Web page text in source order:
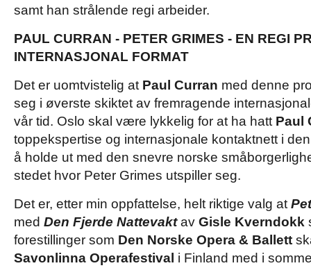
samt han strålende regi arbeider.
PAUL CURRAN - PETER GRIMES - EN REGI
INTERNASJONAL FORMAT
Det er uomtvistelig at Paul Curran med denne
seg i øverste skiktet av fremragende
vår tid. Oslo skal være lykkelig for at ha hatt Paul
toppekspertise og internasjonale kontaktnett i
å holde ut med den snevre norske
stedet hvor Peter Grimes utspiller seg.
Det er, etter min oppfattelse, helt riktige valg at
med Den Fjerde Nattevaktav Gisle Kverndokk
forestillinger som Den Norske Opera & Ballett
Savonlinna Operafestival i Finland med i